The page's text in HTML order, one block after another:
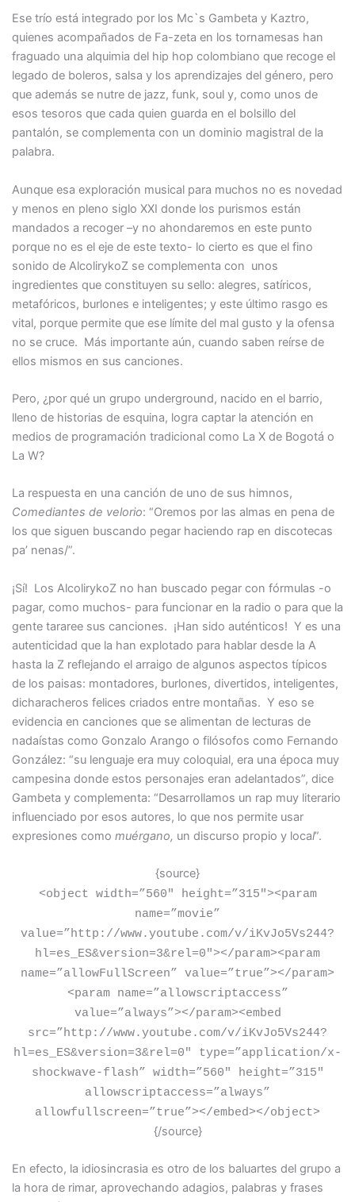
Ese trío está integrado por los Mc`s Gambeta y Kaztro,
quienes acompañados de Fa-zeta en los tornamesas han
fraguado una alquimia del hip hop colombiano que recoge el
legado de boleros, salsa y los aprendizajes del género, pero
que además se nutre de jazz, funk, soul y, como unos de
esos tesoros que cada quien guarda en el bolsillo del
pantalón, se complementa con un dominio magistral de la
palabra.
Aunque esa exploración musical para muchos no es novedad
y menos en pleno siglo XXI donde los purismos están
mandados a recoger –y no ahondaremos en este punto
porque no es el eje de este texto- lo cierto es que el fino
sonido de AlcolirykoZ se complementa con unos
ingredientes que constituyen su sello: alegres, satíricos,
metafóricos, burlones e inteligentes; y este último rasgo es
vital, porque permite que ese límite del mal gusto y la ofensa
no se cruce. Más importante aún, cuando saben reírse de
ellos mismos en sus canciones.
Pero, ¿por qué un grupo underground, nacido en el barrio,
lleno de historias de esquina, logra captar la atención en
medios de programación tradicional como La X de Bogotá o
La W?
La respuesta en una canción de uno de sus himnos,
Comediantes de velorio: “Oremos por las almas en pena de
los que siguen buscando pegar haciendo rap en discotecas
pa’ nenas/”.
¡Sí! Los AlcolirykoZ no han buscado pegar con fórmulas -o
pagar, como muchos- para funcionar en la radio o para que la
gente tararee sus canciones. ¡Han sido auténticos! Y es una
autenticidad que la han explotado para hablar desde la A
hasta la Z reflejando el arraigo de algunos aspectos típicos
de los paisas: montadores, burlones, divertidos, inteligentes,
dicharacheros felices criados entre montañas. Y eso se
evidencia en canciones que se alimentan de lecturas de
nadaístas como Gonzalo Arango o filósofos como Fernando
González: “su lenguaje era muy coloquial, era una época muy
campesina donde estos personajes eran adelantados”, dice
Gambeta y complementa: “Desarrollamos un rap muy literario
influenciado por esos autores, lo que nos permite usar
expresiones como muérgano, un discurso propio y local”.
{source}
<object width=”560″ height=”315″><param
name=”movie”
value=”http://www.youtube.com/v/iKvJo5Vs244?
hl=es_ES&version=3&rel=0″></param><param
name=”allowFullScreen” value=”true”></param>
<param name=”allowscriptaccess”
value=”always”></param><embed
src=”http://www.youtube.com/v/iKvJo5Vs244?
hl=es_ES&version=3&rel=0″ type=”application/x-
shockwave-flash” width=”560″ height=”315″
allowscriptaccess=”always”
allowfullscreen=”true”></embed></object>
{/source}
En efecto, la idiosincrasia es otro de los baluartes del grupo a
la hora de rimar, aprovechando adagios, palabras y frases